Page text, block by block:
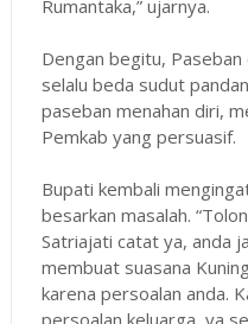
Rumantaka,” ujarnya.
Dengan begitu,
selalu beda sudut
paseban menahan diri,
Pemkab yang persuasif.
Bupati kembali
besarkan masalah.
Satriajati catat ya, anda
membuat suasana
karena persoalan anda.
persoalan keluarga, ya